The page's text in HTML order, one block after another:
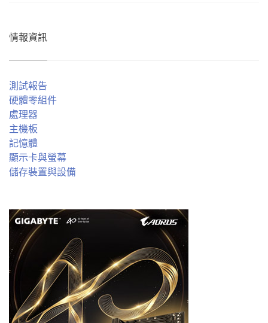
情報資訊
測試報告
硬體零組件
處理器
主機板
記憶體
顯示卡與螢幕
儲存裝置與設備